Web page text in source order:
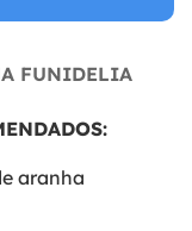
FUNIDELIA
aranha